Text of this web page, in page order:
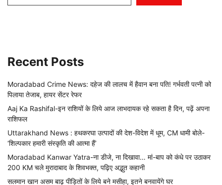
Recent Posts
Moradabad Crime News: दहेज की लालच में हैवान बना पति! गर्भवती पत्नी को
पिलाया तेजाब, हायर सेंटर रेफर
Aaj Ka Rashifal-इन राशियों के लिये आज लाभदायक रहे सकता है दिन, पढ़ें अपना
राशिफल
Uttarakhand News : हथकरघा उत्पादों की देश-विदेश में धूम, CM धामी बोले-
‘शिल्पकार हमारी संस्कृति की आत्मा हैं’
Moradabad Kanwar Yatra-ना डीजे, ना दिखावा… मां-बाप को कंधे पर उठाकर
200 KM चले मुरादाबाद के शिवभक्त, पढ़िए अद्भुत कहानी
सलमान खान असम बाढ़ पीड़ितों के लिये बने मसीहा, इतने बनवायेंगे घर